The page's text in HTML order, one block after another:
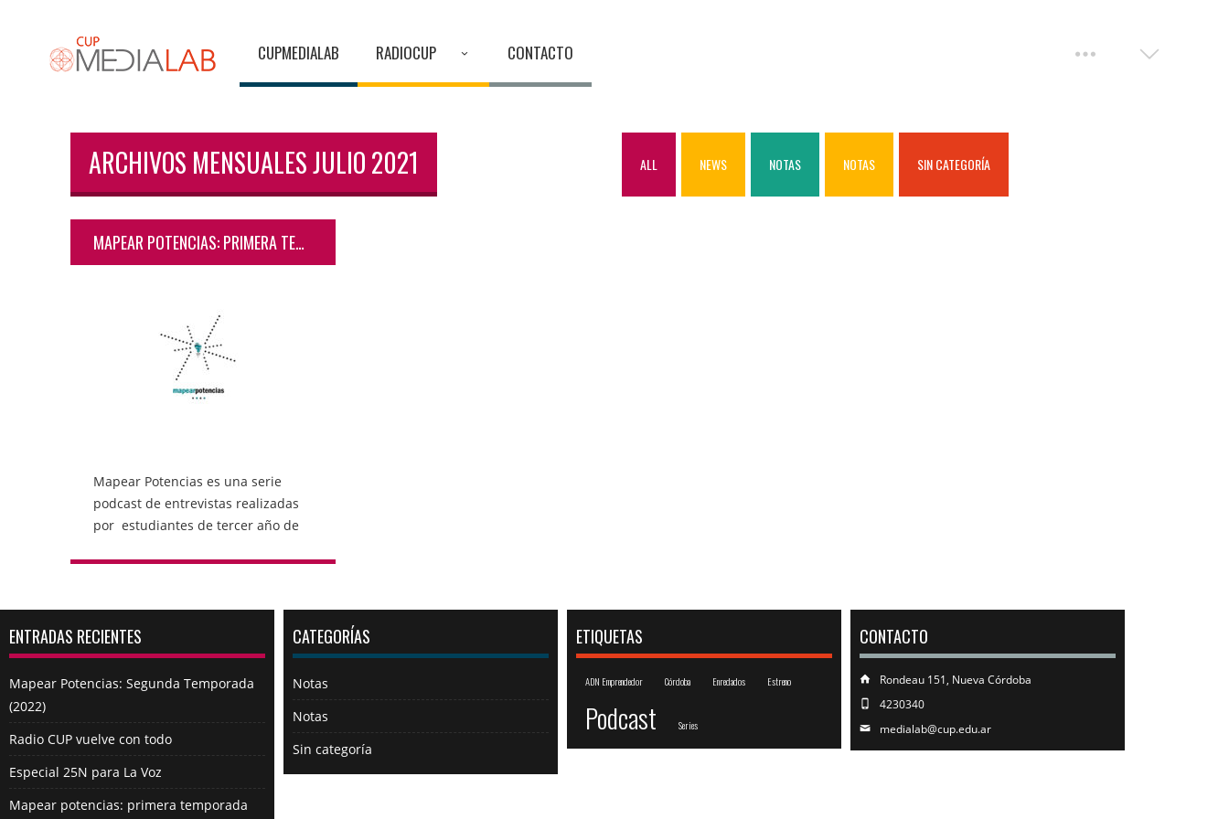
CUPMEDIALAB RADIOCUP CONTACTO
ARCHIVOS MENSUALES JULIO 2021 ALL NEWS NOTAS NOTAS SIN CATEGORÍA
MAPEAR POTENCIAS: PRIMERA TEMPORADA (2021)
Mapear Potencias es una serie
podcast de entrevistas realizadas
por estudiantes de tercer año de
Periodismo del CUP a profesionales
con experiencia en líneas
emergentes, enfoques valiosos y
proyectos que experimentan en la
producción, gestión y elaboración
aprendizaje colaborativo realizado
en mayo de 2021, como parte de un
amplio desarrollado en el Taller de
ENTRADAS RECIENTES
Mapear Potencias: Segunda Temporada
(2022)
Radio CUP vuelve con todo
Especial 25N para La Voz
Mapear potencias: primera temporada
CATEGORÍAS
Notas
Notas
Sin categoría
ETIQUETAS
ADN Emprendedor Córdoba Enredados Estreno
Podcast Series
CONTACTO
Rondeau 151, Nueva Córdoba
4230340
medialab@cup.edu.ar